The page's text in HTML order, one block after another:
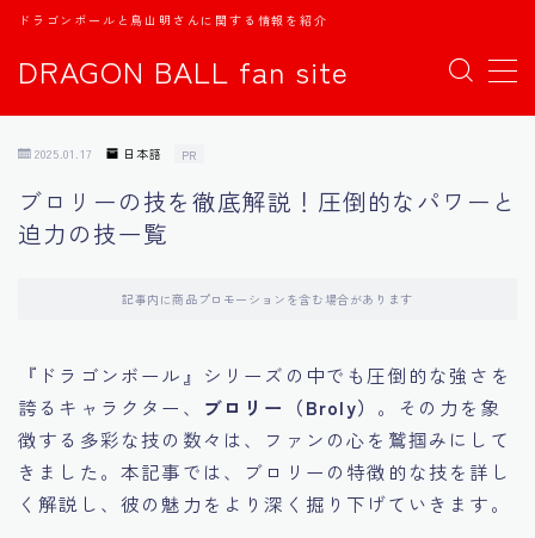
DRAGON BALL fan site
ドラゴンボールと鳥山明さんに関する情報を紹介
MENU
日本語
中文
Español
اللغة العربية
2025.01.17 日本語 PR
ブロリーの技を徹底解説！圧倒的なパワーと
迫力の技一覧
記事内に商品プロモーションを含む場合があります
『ドラゴンボール』シリーズの中でも圧倒的な強さを
誇るキャラクター、 ブロリー（Broly） 。その力を象
徴する多彩な技の数々は、ファンの心を鷲掴みにして
きました。本記事では、ブロリーの特徴的な技を詳し
く解説し、彼の魅力をより深く掘り下げていきます。